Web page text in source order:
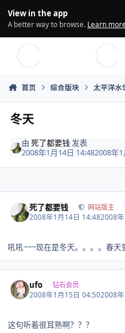
View in the app
A better way to browse. Learn more
首页 综合版块 太平洋水
冬天
由死了都要钱 发表
2008年1月14日 14:482008年1
死了都要钱 网站版主
2008年1月14日 14:482008
吼吼~~~现在是冬天。。。。春天
ufo 钻石会员
2008年1月15日 04:502008
这句听着很耳熟啊？？？